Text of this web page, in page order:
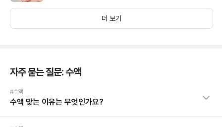
더 보기
자주 묻는 질문: 수액
#수액
수액 맞는 이유는 무엇인가요?